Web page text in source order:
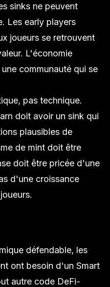
sinks ne peuvent
Les early players
joueurs se retrouvent
L'économie
communauté qui se
pas technique.
doit avoir un sink qui
plausibles de
de mint doit être
doit être pricée d'une
d'une croissance
défendable, les
ont besoin d'un Smart
autre code DeFi-